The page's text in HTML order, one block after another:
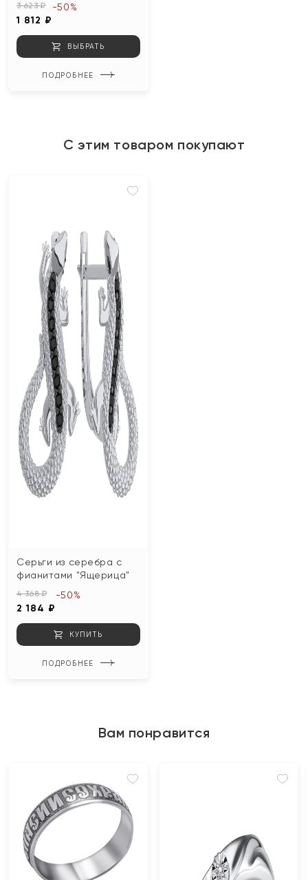
3 623 ₽
1 812 ₽
-50%
ВЫБРАТЬ
ПОДРОБНЕЕ
С этим товаром покупают
Серьги из серебра с
фианитами "Ящерица"
4 368 ₽
2 184 ₽
-50%
КУПИТЬ
ПОДРОБНЕЕ
Вам понравится